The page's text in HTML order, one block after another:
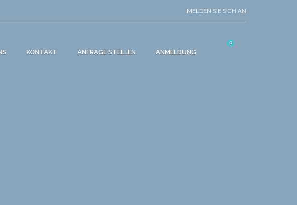
MELDEN SIE SICH AN
KONTAKT ANFRAGE STELLEN ANMELDUNG
0